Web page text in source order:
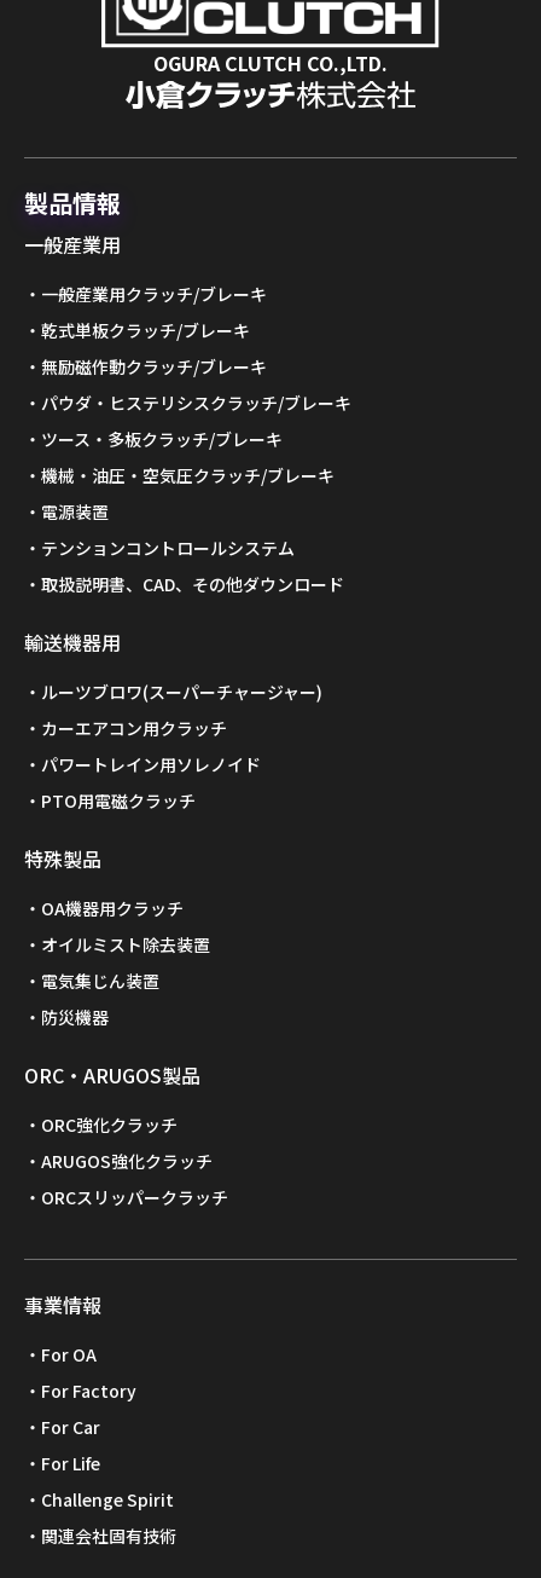
OGURA CLUTCH CO.,LTD.
製品情報
一般産業用
一般産業用クラッチ/ブレーキ
乾式単板クラッチ/ブレーキ
無励磁作動クラッチ/ブレーキ
パウダ・ヒステリシスクラッチ/ブレーキ
ツース・多板クラッチ/ブレーキ
機械・油圧・空気圧クラッチ/ブレーキ
電源装置
テンションコントロールシステム
取扱説明書、CAD、その他ダウンロード
輸送機器用
ルーツブロワ(スーパーチャージャー)
カーエアコン用クラッチ
パワートレイン用ソレノイド
PTO用電磁クラッチ
特殊製品
OA機器用クラッチ
オイルミスト除去装置
電気集じん装置
防災機器
ORC・ARUGOS製品
ORC強化クラッチ
ARUGOS強化クラッチ
ORCスリッパークラッチ
事業情報
For OA
For Factory
For Car
For Life
Challenge Spirit
関連会社固有技術